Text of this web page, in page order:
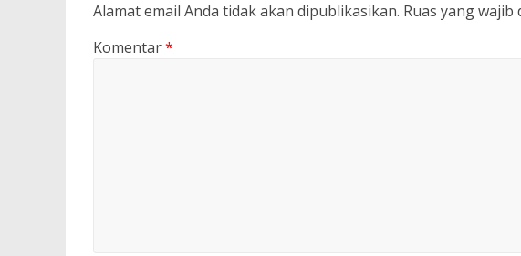
Alamat email Anda tidak akan dipublikasikan. Ruas yang wajib
Komentar*